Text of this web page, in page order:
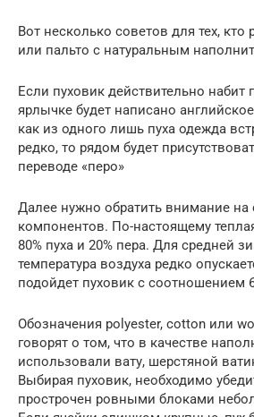
Вот несколько советов для тех, кто
или пальто с натуральным
Если пуховик действительно набит
ярлычке будет написано
как из одного лишь пуха одежда
редко, то рядом будет
переводе «перо»
Далее нужно обратить внимание на
компонентов. По-настоящему
80% пуха и 20% пера. Для средней
температура воздуха редко
подойдет пуховик с соотношением
Обозначения polyester, cotton или
говорят о том, что в качестве
использовали вату, шерстяной
Выбирая пуховик, необходимо
прострочен ровными блоками